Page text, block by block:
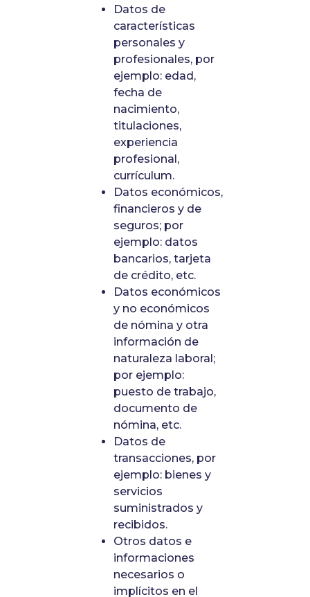
Datos de
características
personales y
profesionales, por
ejemplo: edad,
fecha de
nacimiento,
titulaciones,
experiencia
profesional,
currículum.
Datos económicos,
financieros y de
seguros; por
ejemplo: datos
bancarios, tarjeta
de crédito, etc.
Datos económicos
y no económicos
de nómina y otra
información de
naturaleza laboral;
por ejemplo:
puesto de trabajo,
documento de
nómina, etc.
Datos de
transacciones, por
ejemplo: bienes y
servicios
suministrados y
recibidos.
Otros datos e
informaciones
necesarios o
implícitos en el